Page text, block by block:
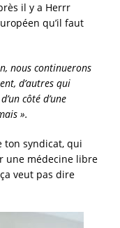
il y a Herrr
qu’il faut
nous continuerons
d’autres qui
côté d’une
».
ton syndicat, qui
une médecine libre
veut pas dire